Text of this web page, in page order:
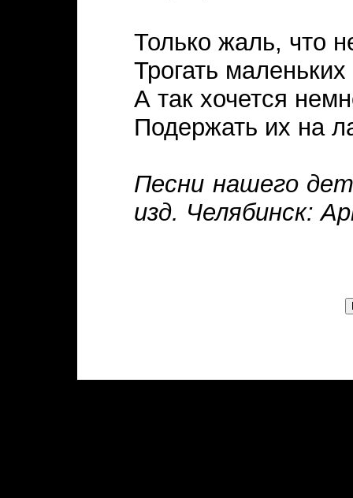
Только жаль, что
Трогать
А так хочется
Подержать их на
Песни нашего
изд. Челябинск: